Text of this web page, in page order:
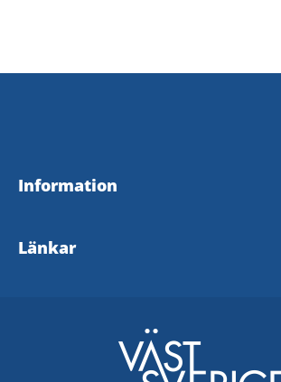
Information
Visit Tidaholm
Länkar